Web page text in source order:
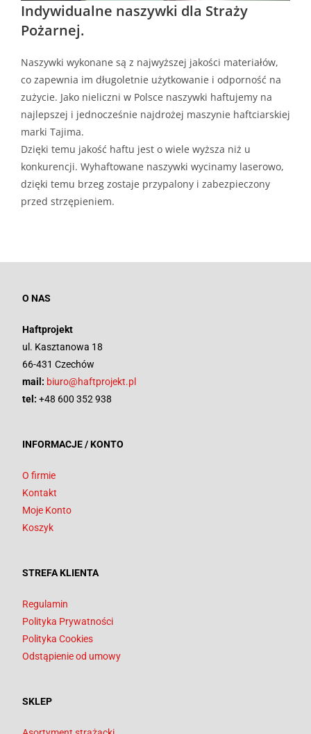
Indywidualne naszywki dla Straży
Pożarnej.
Naszywki wykonane są z najwyższej jakości materiałów,
co zapewnia im długoletnie użytkowanie i odporność na
zużycie. Jako nieliczni w Polsce naszywki haftujemy na
najlepszej i jednocześnie najdrożej maszynie haftciarskiej
marki Tajima.
Dzięki temu jakość haftu jest o wiele wyższa niż u
konkurencji. Wyhaftowane naszywki wycinamy laserowo,
dzięki temu brzeg zostaje przypalony i zabezpieczony
przed strzępieniem.
O NAS
Haftprojekt
ul. Kasztanowa 18
66-431 Czechów
mail: biuro@haftprojekt.pl
tel: +48 600 352 938
INFORMACJE / KONTO
O firmie
Kontakt
Moje Konto
Koszyk
STREFA KLIENTA
Regulamin
Polityka Prywatności
Polityka Cookies
Odstąpienie od umowy
SKLEP